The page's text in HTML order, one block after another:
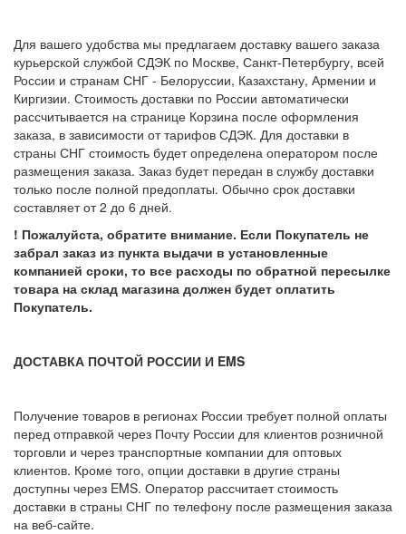
Для вашего удобства мы предлагаем доставку вашего заказа
курьерской службой СДЭК по Москве, Санкт-Петербургу, всей
России и странам СНГ - Белоруссии, Казахстану, Армении и
Киргизии. Стоимость доставки по России автоматически
рассчитывается на странице Корзина после оформления
заказа, в зависимости от тарифов СДЭК. Для доставки в
страны СНГ стоимость будет определена оператором после
размещения заказа. Заказ будет передан в службу доставки
только после полной предоплаты. Обычно срок доставки
составляет от 2 до 6 дней.
! Пожалуйста, обратите внимание. Если Покупатель не
забрал заказ из пункта выдачи в установленные
компанией сроки, то все расходы по обратной пересылке
товара на склад магазина должен будет оплатить
Покупатель.
ДОСТАВКА ПОЧТОЙ РОССИИ И EMS
Получение товаров в регионах России требует полной оплаты
перед отправкой через Почту России для клиентов розничной
торговли и через транспортные компании для оптовых
клиентов. Кроме того, опции доставки в другие страны
доступны через EMS. Оператор рассчитает стоимость
доставки в страны СНГ по телефону после размещения заказа
на веб-сайте.